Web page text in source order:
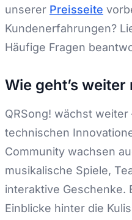
unserer Preisseite
Kundenerfahrungen?
Häufige Fragen
Wie geht’s weiter
QRSong! wächst
technischen
Community wachsen
musikalische Spiele,
interaktive Geschenke.
Einblicke hinter die